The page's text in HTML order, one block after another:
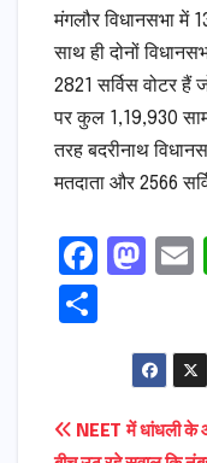
मंगलौर विधानसभा में
साथ ही दोनों
2821 सर्विस वोटर हैं
पर कुल 1,19,930
तरह बदरीनाथ
मतदाता और 2566
F
o
M
t
o
d
l
ar
e
Post
NEET में धांधली के